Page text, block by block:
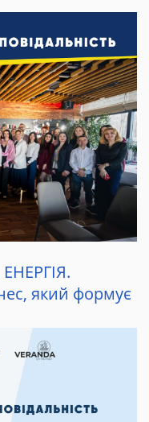
який формує